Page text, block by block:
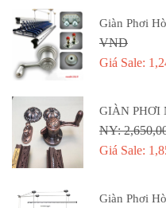
Giàn Phơi
VND
Giá Sale:
GIÀN PHƠI
NY:
Giá Sale:
Giàn Phơi